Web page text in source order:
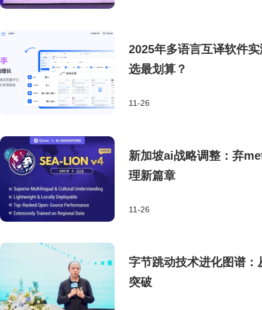
2025年多语言互译软件
选最划算？
11-26
新加坡ai战略调整：弃
理新篇章
11-26
字节跳动技术进化图谱
突破